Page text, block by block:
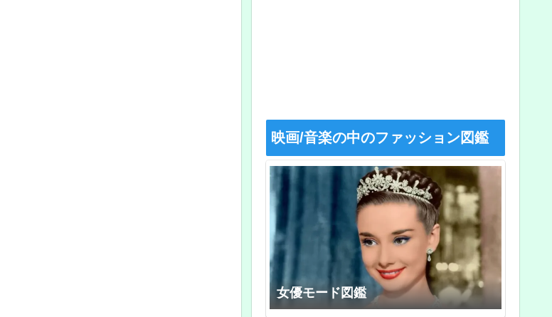
映画/音楽の中のファッション図鑑
女優モード図鑑